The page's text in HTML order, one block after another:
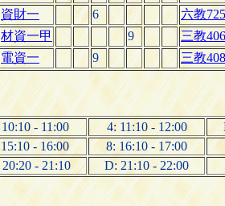
資財一 6 六教
材資一甲 9 三教
電資一 9 三教
- 11:00 4: 11:10 - 12:00
- 16:00 8: 16:10 - 17:00
- 21:10 D: 21:10 - 22:00